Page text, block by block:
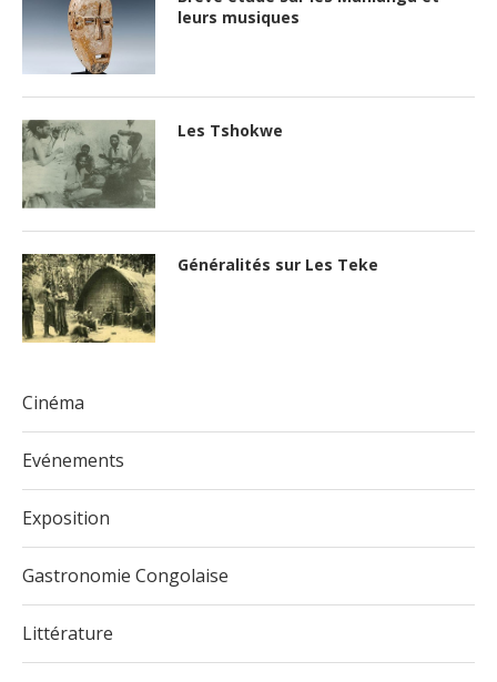
leurs musiques
Les Tshokwe
Généralités sur Les Teke
Cinéma
Evénements
Exposition
Gastronomie Congolaise
Littérature